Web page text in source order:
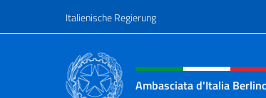
Italienische Regierung
Header-Site, Social
Ambasciata d'Italia